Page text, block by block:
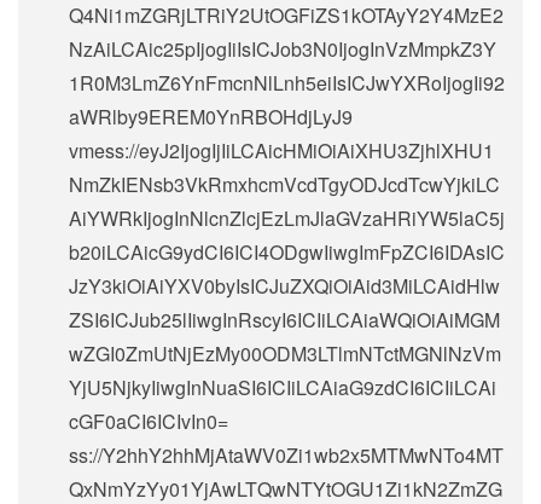
Q4Ni1mZGRjLTRiY2UtOGFiZS1kOTAyY2Y4MzE2
NzAiLCAic25pIjogIiIsICJob3N0IjogInVzMmpkZ3Y
1R0M3LmZ6YnFmcnNlLnh5eiIsICJwYXRoIjogIi92
aWRlby9EREM0YnRBOHdjLyJ9
vmess://eyJ2IjogIjIiLCAicHMiOiAiXHU3ZjhlXHU1
NmZkIENsb3VkRmxhcmVcdTgyODJcdTcwYjkiLC
AiYWRkIjogInNlcnZlcjEzLmJlaGVzaHRiYW5laC5j
b20iLCAicG9ydCI6ICI4ODgwIiwgImFpZCI6IDAsIC
JzY3kiOiAiYXV0byIsICJuZXQiOiAid3MiLCAidHlw
ZSI6ICJub25lIiwgInRscyI6ICIiLCAiaWQiOiAiMGM
wZGI0ZmUtNjEzMy00ODM3LTlmNTctMGNlNzVm
YjU5NjkyIiwgInNuaSI6ICIiLCAiaG9zdCI6ICIiLCAi
cGF0aCI6ICIvIn0=
ss://Y2hhY2hhMjAtaWV0Zi1wb2x5MTMwNTo4MT
QxNmYzYy01YjAwLTQwNTYtOGU1Zi1kN2ZmZG